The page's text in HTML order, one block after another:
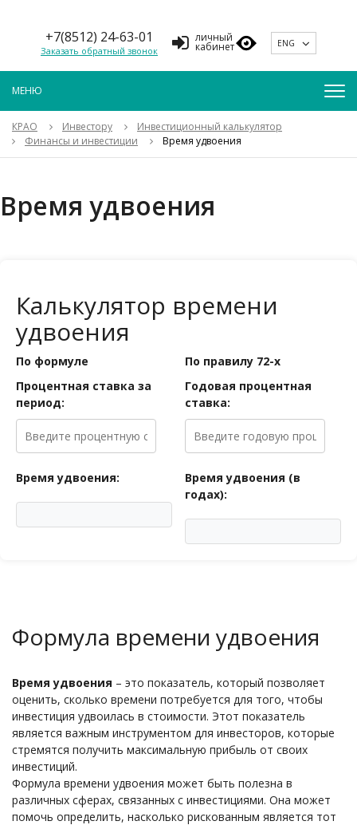
+7(8512) 24-63-01
Заказать обратный звонок
личный
кабинет ENG
КРАО Инвестору
Инвестиционный калькулятор
Финансы и инвестиции
Время удвоения
Время удвоения
Калькулятор времени
удвоения
По формуле
Процентная ставка за
период:
Время удвоения:
По правилу 72-х
Годовая процентная
ставка:
Время удвоения (в
годах):
Формула времени удвоения
Время удвоения – это показатель, который позволяет
оценить, сколько времени потребуется для того, чтобы
инвестиция удвоилась в стоимости. Этот показатель
является важным инструментом для инвесторов, которые
стремятся получить максимальную прибыль от своих
инвестиций.
Формула времени удвоения может быть полезна в
различных сферах, связанных с инвестициями. Она может
помочь определить, насколько рискованным является тот